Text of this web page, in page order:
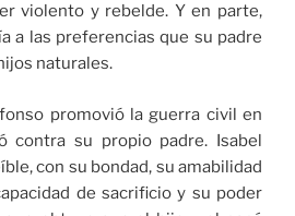
violento y rebelde. Y en parte,
a las preferencias que su padre
naturales.
promovió la guerra civil en
contra su propio padre. Isabel
con su bondad, su amabilidad
de sacrificio y su poder